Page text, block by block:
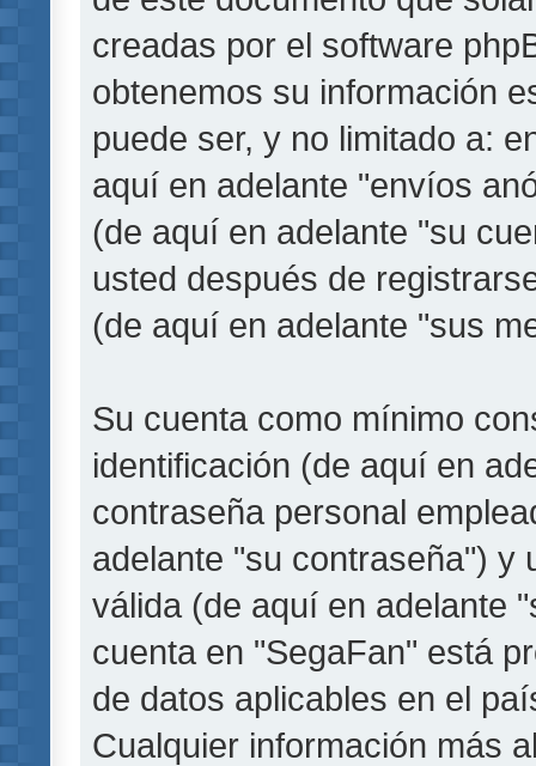
creadas por el software
obtenemos su información
puede ser, y no limitado a:
aquí en adelante "envíos
(de aquí en adelante "su
usted después de
(de aquí en adelante "sus
Su cuenta como mínimo
identificación (de aquí en
contraseña personal
adelante "su contraseña") y
válida (de aquí en adelante
cuenta en "SegaFan" está
de datos aplicables en el
Cualquier información más